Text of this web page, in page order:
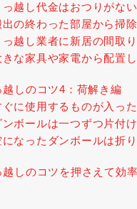
っ越し代金はおつりがな
出の終わった部屋から掃
っ越し業者に新居の間取
きな家具や家電から配置
越しのコツ4：荷解き編
ぐに使用するものが入っ
ンボールは一つずつ片付
になったダンボールは折
越しのコツを押さえて効